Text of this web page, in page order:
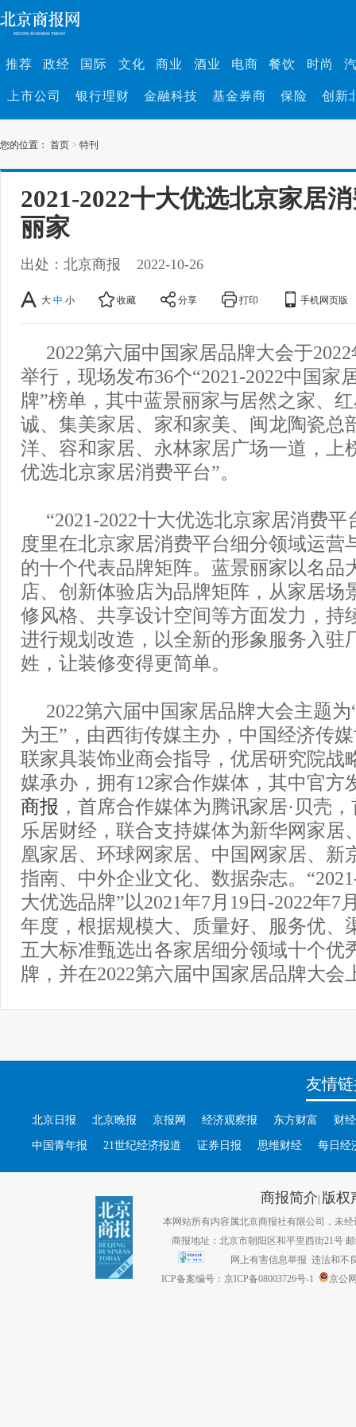
推荐 政经 国际 文化 商业 酒业 电商 餐饮 时尚
上市公司 银行理财 金融科技 基金券商 保险 创新
您的位置： 首页 > 特刊
2021-2022十大优选北京家居
丽家
出处：北京商报 2022-10-26
大 中 小 收藏 分享 打印 手机网页版
2022第六届中国家居品牌大会于
举行，现场发布36个“2021-2022中国家
牌”榜单，其中蓝景丽家与居然之家、
诚、集美家居、家和家美、闽龙陶瓷总
洋、容和家居、永林家居广场一道，上
优选北京家居消费平台”。
“2021-2022十大优选北京家居消费平
度里在北京家居消费平台细分领域运营
的十个代表品牌矩阵。蓝景丽家以名品
店、创新体验店为品牌矩阵，从家居场
修风格、共享设计空间等方面发力，持
进行规划改造，以全新的形象服务入驻
姓，让装修变得更简单。
2022第六届中国家居品牌大会主题
为王”，由西街传媒主办，中国经济传
联家具装饰业商会指导，优居研究院战
媒承办，拥有12家合作媒体，其中官方
商报 ，首席合作媒体为腾讯家居·贝壳
乐居财经，联合支持媒体为新华网家居
凰家居、环球网家居、中国网家居、新
指南、中外企业文化、数据杂志。
大优选品牌”以2021年7月19日-2022年7
年度，根据规模大、质量好、服务优、
五大标准甄选出各家居细分领域十个优
牌，并在2022第六届中国家居品牌大会
友情
北京日报 北京晚报 京报网 经济观察报 东方财富 财
中国青年报 21世纪经济报道 证券日报 思维财经 每日经
商报简介| 版权
本网站所有内容属北京商报社有限公司，未经
商报地址：北京市朝阳区和平里西街21号
网上有害信息举报 违法和不
ICP备案编号：京ICP备08003726号-1
京公